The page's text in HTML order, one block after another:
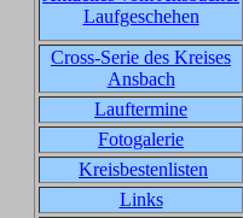
Laufgeschehen
Cross-Serie des Kreises
Ansbach
Lauftermine
Fotogalerie
Kreisbestenlisten
Links